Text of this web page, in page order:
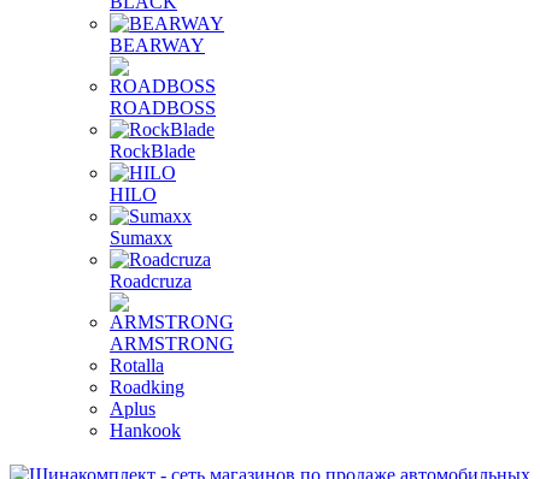
BEARWAY
ROADBOSS
RockBlade
HILO
Sumaxx
Roadcruza
ARMSTRONG
Rotalla
Roadking
Aplus
Hankook